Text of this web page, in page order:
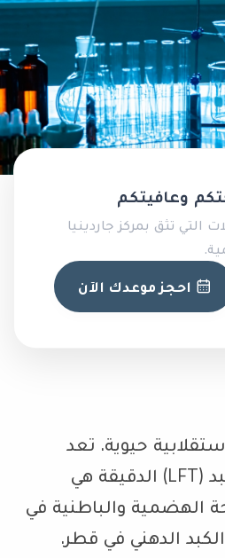
وعافيتكم
التي تثق بمركز جاردينيا
احجز موعدك الآن
حيوية. تعد
فحوصات وظائف الكبد (LFT) الدقيقة هي
الهضمية والباطنية في
الدهني في قطر.